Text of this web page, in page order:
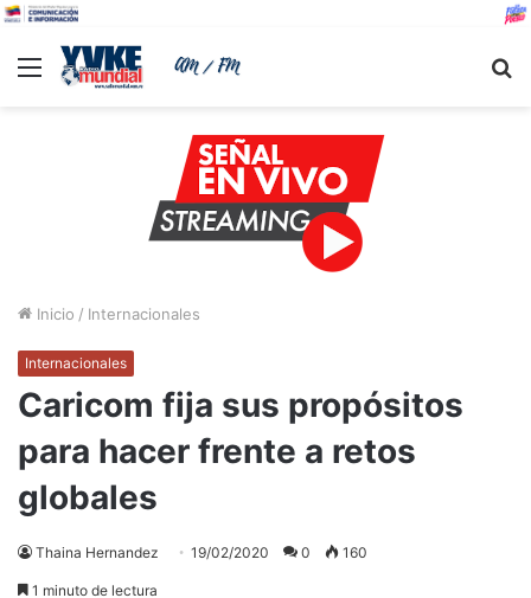
Menu
Inicio / Internacionales
Internacionales
Caricom fija sus propósitos
para hacer frente a retos
globales
Thaina Hernandez 19/02/2020 0 160
1 minuto de lectura